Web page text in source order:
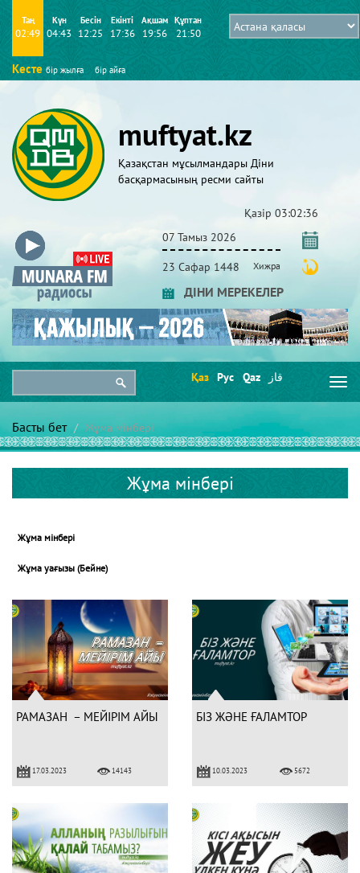
Таң
02:49
Күн
04:43
Бесін
12:25
Екінті
17:36
Ақшам
19:56
Құптан
21:50
Кесте бір жылға бір айға
muftyat.kz
Қазақстан мұсылмандары Діни
басқармасының ресми сайты
Қазір 03:02:36
07 Тамыз 2026
23 Сафар 1448 Хижра
ДІНИ МЕРЕКЕЛЕР
Қаз Рус Qaz قاز
Басты бет Жұма мінбері
Жұма мінбері
Жұма мінбері
Жұма уағызы (Бейне)
РАМАЗАН – МЕЙІРІМ АЙЫ
17.03.2023 14143
БІЗ ЖӘНЕ ҒАЛАМТОР
10.03.2023 5672